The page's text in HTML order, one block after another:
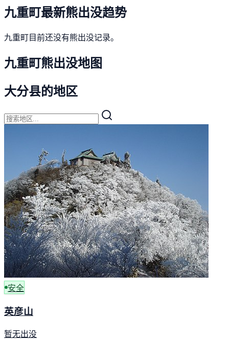
九重町最新熊出没趋势
九重町目前还没有熊出没记录。
九重町熊出没地图
大分县的地区
安全
英彦山
暂无出没